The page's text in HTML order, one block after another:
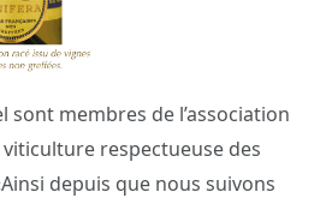
sont membres de l’association
respectueuse des
depuis que nous suivons